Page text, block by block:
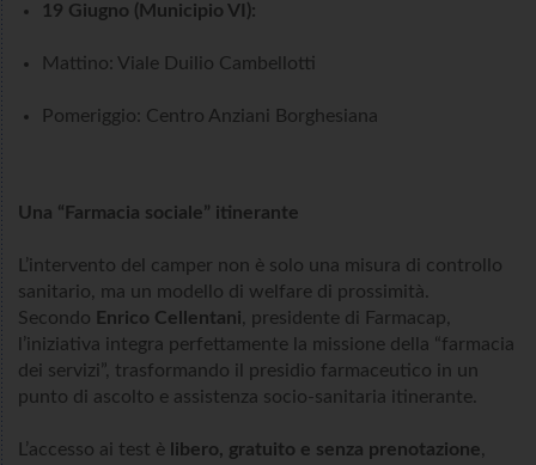
19 Giugno (Municipio VI):
Mattino: Viale Duilio Cambellotti
Pomeriggio: Centro Anziani Borghesiana
Una “Farmacia sociale” itinerante
L’intervento del camper non è solo una misura di controllo
sanitario, ma un modello di welfare di prossimità.
Secondo Enrico Cellentani, presidente di Farmacap,
l’iniziativa integra perfettamente la missione della “farmacia
dei servizi”, trasformando il presidio farmaceutico in un
punto di ascolto e assistenza socio-sanitaria itinerante.
L’accesso ai test è libero, gratuito e senza prenotazione,